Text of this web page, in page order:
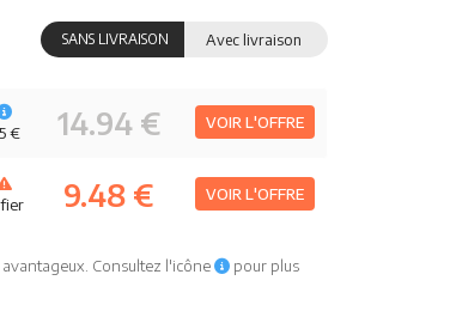
SANS LIVRAISON Avec livraison
14.94 € VOIR L'OFFRE
€
9.48 € VOIR L'OFFRE
Consultez l'icône
pour plus